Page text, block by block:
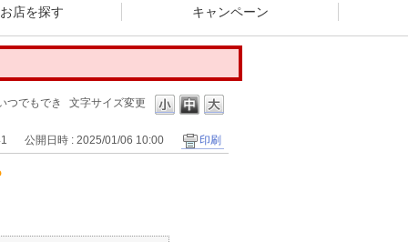
店を探す キャンペーン
文字サイズ変更
つでもでき
公開日時 : 2025/01/06 10:00 印刷